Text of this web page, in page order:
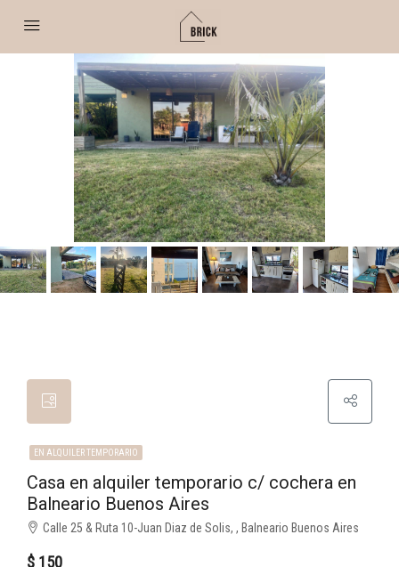
EN ALQUILER TEMPORARIO
Casa en alquiler temporario c/ cochera en
Balneario Buenos Aires
Calle 25 & Ruta 10-Juan Diaz de Solis, , Balneario Buenos Aires
$ 150